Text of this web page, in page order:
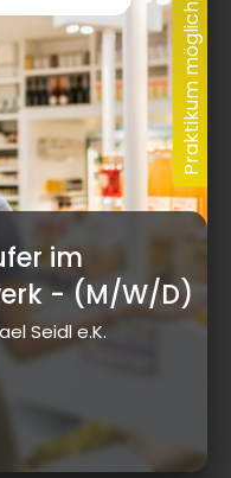
im
- (M/W/D)
Seidl e.K.